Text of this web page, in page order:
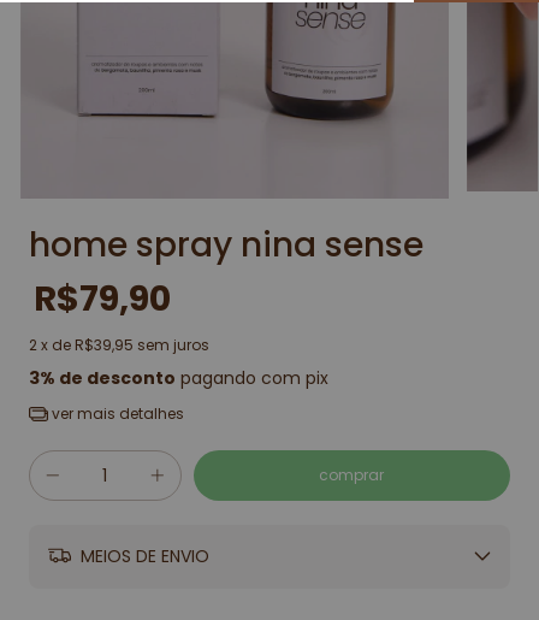
home spray nina sense
R$79,90
2x de R$39,95 sem juros
3% de desconto pagando com pix
ver mais detalhes
MEIOS DE ENVIO